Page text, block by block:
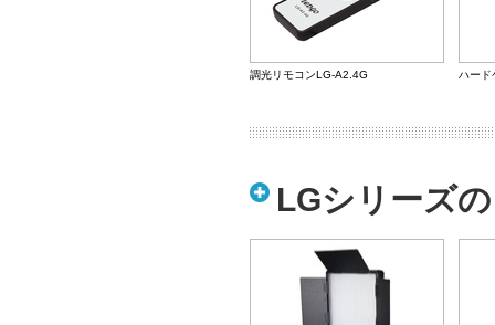
調光リモコンLG-A2.4G ハード
LGシリーズ